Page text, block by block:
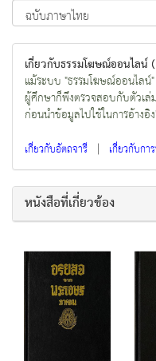
เกี่ยวกับธรรมโฆษณ์ออนไลน์
แม้ระบบ "ธรรมโฆษณ์ออนไล
ผู้ศึกษาก็พึงตรวจสอบกับตัวเ
ก่อนนำข้อมูลไปใช้ในการอ้างอิ
เกี่ยวกับอัตถจารี | เกี่ยวกับก
หนังสือที่เกี่ยวข้อง